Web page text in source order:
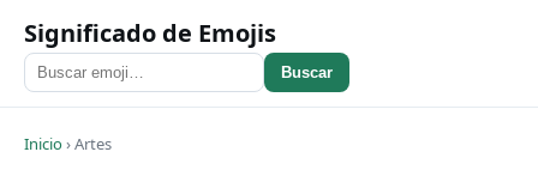
Significado de Emojis
Buscar
Inicio›Artes